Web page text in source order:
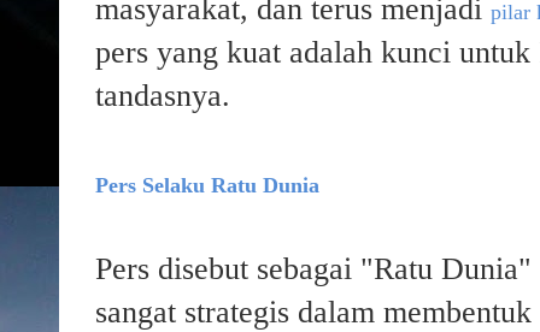
masyarakat, dan terus menjadi pilar
pers yang kuat adalah kunci
tandasnya.
Pers Selaku Ratu Dunia
Pers disebut sebagai "Ratu
sangat strategis dalam